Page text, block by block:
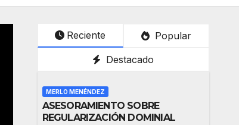
Reciente
Popular
Destacado
MERLO MENÉNDEZ
ASESORAMIENTO SOBRE
REGULARIZACIÓN DOMINIAL